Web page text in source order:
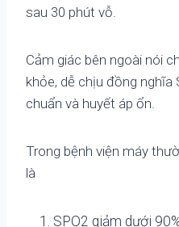
sau 30 phút vỗ.
Cảm giác bên ngoài nói
khỏe, dễ chịu đồng nghĩa
chuẩn và huyết áp ổn.
Trong bệnh viện máy
là
SPO2 giảm dưới